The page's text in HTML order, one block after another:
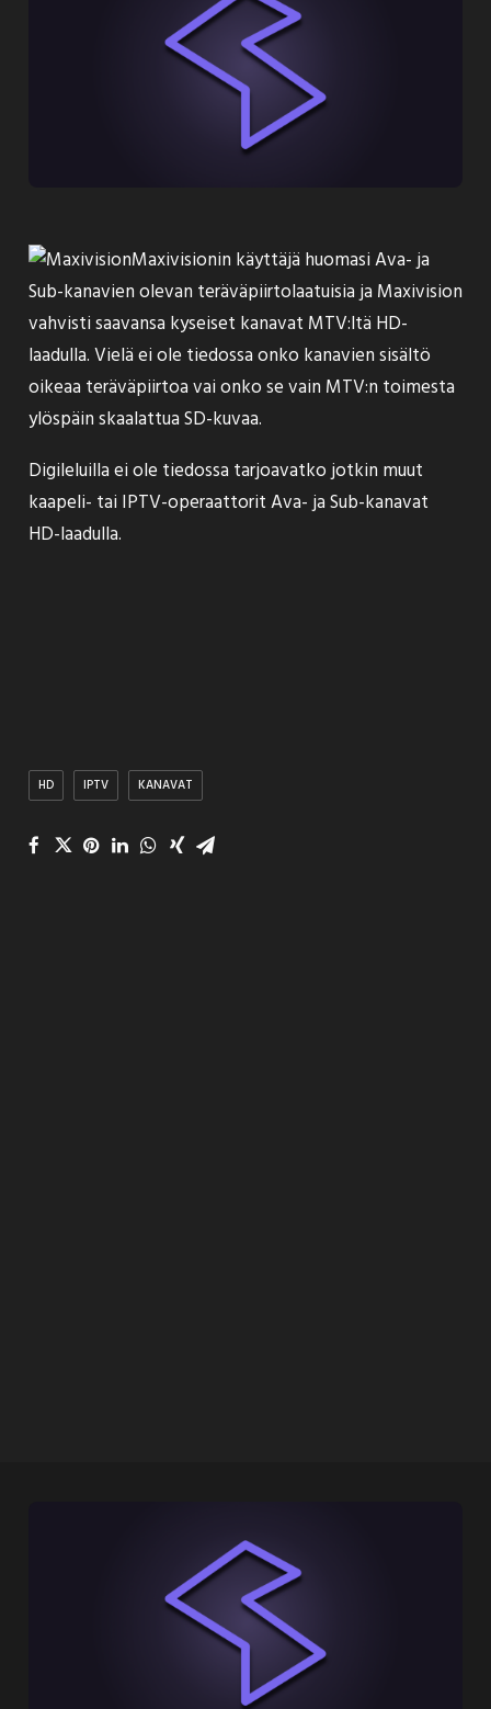
Maxivisionin käyttäjä huomasiAva- ja
Sub-kanavien olevan teräväpiirtolaatuisia ja Maxivision
vahvisti saavansa kyseiset kanavat MTV:ltä HD-
laadulla. Vielä ei ole tiedossa onko kanavien sisältö
oikeaa teräväpiirtoa vai onko se vain MTV:n toimesta
ylöspäin skaalattua SD-kuvaa.
Digileluilla ei ole tiedossa tarjoavatko jotkin muut
kaapeli- tai IPTV-operaattorit Ava- ja Sub-kanavat
HD-laadulla.
HD IPTV KANAVAT